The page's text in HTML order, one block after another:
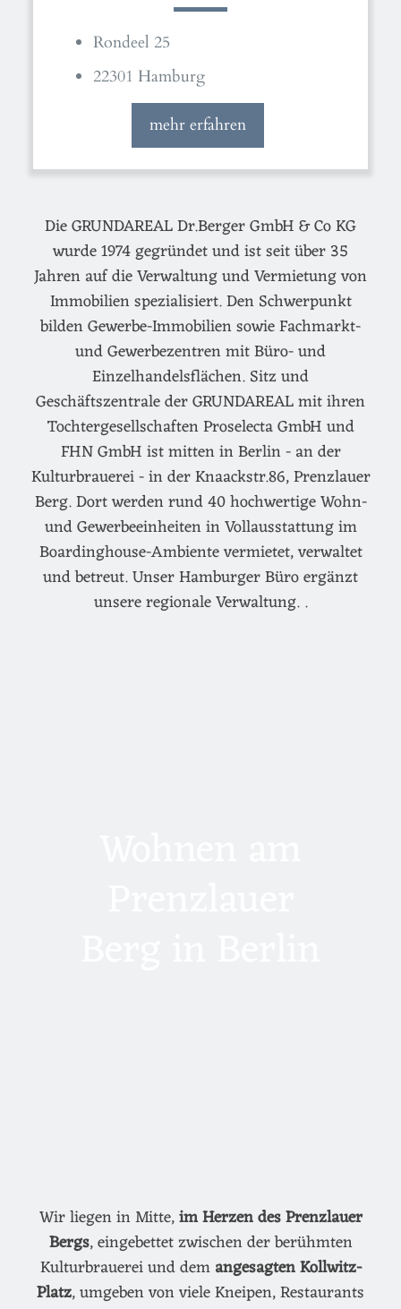
Rondeel 25
22301 Hamburg
mehr erfahren
Die GRUNDAREAL Dr.Berger GmbH & Co KG
wurde 1974 gegründet und ist seit über 35
Jahren auf die Verwaltung und Vermietung von
Immobilien spezialisiert. Den Schwerpunkt
bilden Gewerbe-Immobilien sowie Fachmarkt-
und Gewerbezentren mit Büro- und
Einzelhandelsflächen. Sitz und
Geschäftszentrale der GRUNDAREAL mit ihren
Tochtergesellschaften Proselecta GmbH und
FHN GmbH ist mitten in Berlin - an der
Kulturbrauerei - in der Knaackstr.86, Prenzlauer
Berg. Dort werden rund 40 hochwertige Wohn-
und Gewerbeeinheiten in Vollausstattung im
Boardinghouse-Ambiente vermietet, verwaltet
und betreut. Unser Hamburger Büro ergänzt
unsere regionale Verwaltung. .
Wir liegen in Mitte,im Herzen des Prenzlauer
Bergs, eingebettet zwischen der berühmten
Kulturbrauerei und demangesagten Kollwitz-
Platz, umgeben von viele Kneipen, Restaurants